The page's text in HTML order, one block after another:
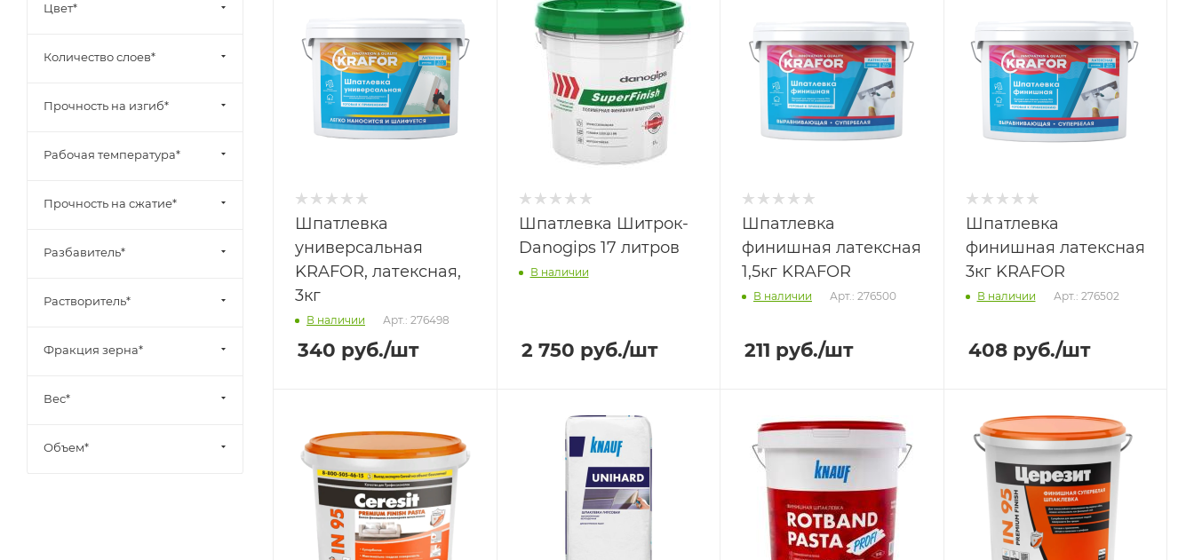
Шпатлевка
универсальная
KRAFOR, латексная,
3кг
В наличии Арт.: 276498
340 руб./шт
Шпатлевка Шитрок-
Danogips 17 литров
В наличии
2 750 руб./шт
Шпатлевка
финишная латексная
1,5кг KRAFOR
В наличии Арт.: 276500
211 руб./шт
Шпатлевка
финишная латексная
3кг KRAFOR
В наличии Арт.: 276502
408руб./шт
Цвет*
Количество слоев*
Прочность на изгиб*
Рабочая температура*
Прочность на сжатие*
Разбавитель*
Растворитель*
Фракция зерна*
Вес*
Объем*